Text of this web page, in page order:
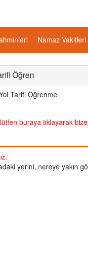
Namaz Vakitleri
Öğren
Tarifi Öğrenme
buraya tıklayarak
yerini, nereye yakın